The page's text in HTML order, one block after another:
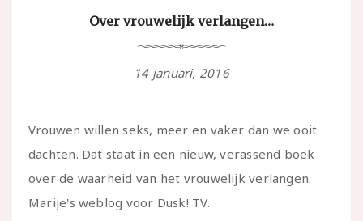
Over vrouwelijk verlangen…
14 januari, 2016
Vrouwen willen seks, meer en vaker dan we ooit
dachten. Dat staat in een nieuw, verassend boek
over de waarheid van het vrouwelijk verlangen.
Marije's weblog voor Dusk! TV.